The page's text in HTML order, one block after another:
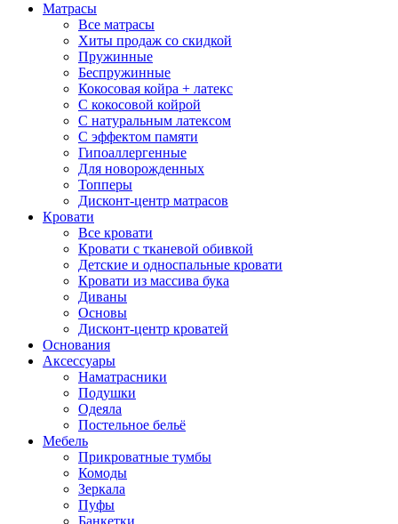
Матрасы
Все матрасы
Хиты продаж со скидкой
Пружинные
Беспружинные
Кокосовая койра + латекс
С кокосовой койрой
С натуральным латексом
С эффектом памяти
Гипоаллергенные
Для новорожденных
Топперы
Дисконт-центр матрасов
Кровати
Все кровати
Кровати с тканевой обивкой
Детские и односпальные кровати
Кровати из массива бука
Диваны
Основы
Дисконт-центр кроватей
Основания
Аксессуары
Наматрасники
Подушки
Одеяла
Постельное бельё
Мебель
Прикроватные тумбы
Комоды
Зеркала
Пуфы
Банкетки